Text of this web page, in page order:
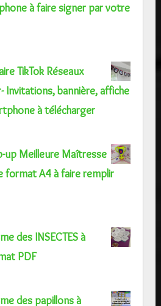
à faire signer par votre
TikTok Réseaux
Invitations, bannière, affiche
à télécharger
Meilleure Maîtresse
format A4 à faire remplir
des INSECTES à
PDF
des papillons à